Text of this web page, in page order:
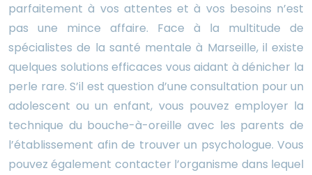
parfaitement à vos attentes et à vos besoins n’est
pas une mince affaire. Face à la multitude de
spécialistes de la santé mentale à Marseille, il existe
quelques solutions efficaces vous aidant à dénicher la
perle rare. S’il est question d’une consultation pour un
adolescent ou un enfant, vous pouvez employer la
technique du bouche-à-oreille avec les parents de
l’établissement afin de trouver un psychologue. Vous
pouvez également contacter l’organisme dans lequel